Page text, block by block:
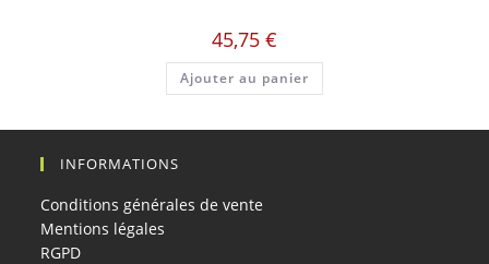
45,75 €
Ajouter au panier
INFORMATIONS
Conditions générales de vente
Mentions légales
RGPD